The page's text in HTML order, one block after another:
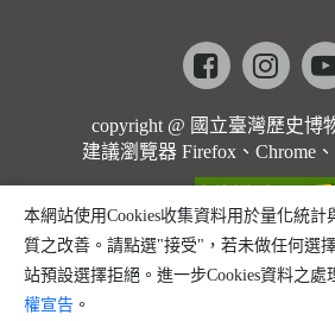
Facebook
copyright @ 國立臺灣歷史博
建議瀏覽器 Firefox、Chrome
本網站使用Cookies收集資料用於量化統計
質之改善。請點選"接受"，若未做任何選
站預設選擇拒絕。進一步Cookies資料之處
權宣告 。